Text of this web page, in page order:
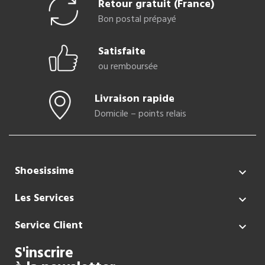
Retour gratuit (France)
Bon postal prépayé
Satisfaite
ou remboursée
Livraison rapide
Domicile – points relais
Shoesissime 
Les Services 
Service Client 
S'inscrire